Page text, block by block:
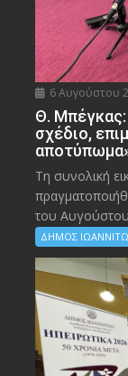
6 Αυγούστου
Θ. Μπέγκας:
σχέδιο,
Τη συνολική
του
ΔΗΜΟΣ